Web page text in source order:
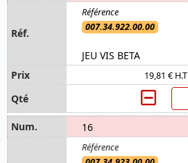
007.34.922.00.00
JEU VIS BETA
19,81 € H.T
16